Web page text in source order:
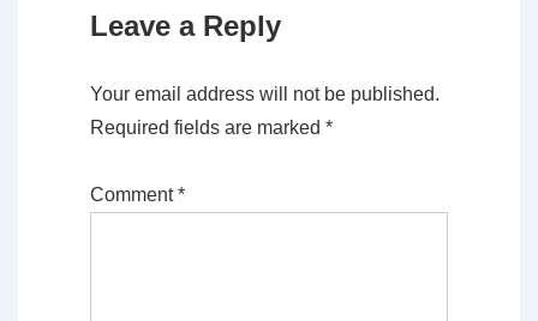
Leave a Reply
Your email address will not be published.
Required fields are marked *
Comment*